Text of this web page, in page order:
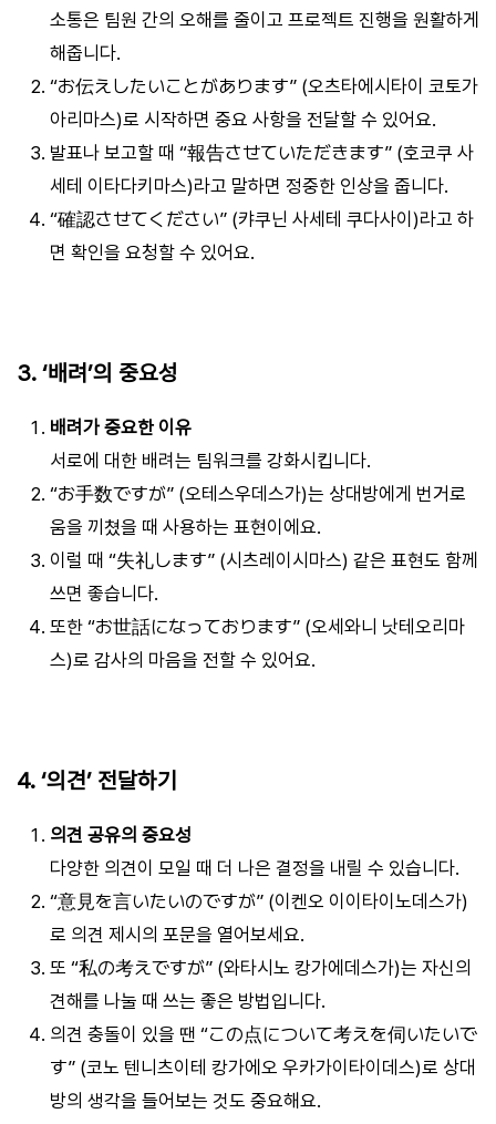
소통은 팀원 간의 오해를 줄이고 프로젝트 진행을 원활하게
해줍니다.
“お伝えしたいことがあります” (오츠타에시타이 코토가
아리마스)로 시작하면 중요 사항을 전달할 수 있어요.
발표나 보고할 때 “報告させていただきます” (호코쿠 사
세테 이타다키마스)라고 말하면 정중한 인상을 줍니다.
“確認させてください” (캬쿠닌 사세테 쿠다사이)라고 하
면 확인을 요청할 수 있어요.
3. ‘배려’의 중요성
배려가 중요한 이유
서로에 대한 배려는 팀워크를 강화시킵니다.
“お手数ですが” (오테스우데스가)는 상대방에게 번거로
움을 끼쳤을 때 사용하는 표현이에요.
이럴 때 “失礼します” (시츠레이시마스) 같은 표현도 함께
쓰면 좋습니다.
또한 “お世話になっております” (오세와니 낫테오리마
스)로 감사의 마음을 전할 수 있어요.
4. ‘의견’ 전달하기
의견 공유의 중요성
다양한 의견이 모일 때 더 나은 결정을 내릴 수 있습니다.
“意見を言いたいのですが” (이켄오 이이타이노데스가)
로 의견 제시의 포문을 열어보세요.
또 “私の考えですが” (와타시노 캉가에데스가)는 자신의
견해를 나눌 때 쓰는 좋은 방법입니다.
의견 충돌이 있을 땐 “この点について考えを伺いたいで
す” (코노 텐니츠이테 캉가에오 우카가이타이데스)로 상대
방의 생각을 들어보는 것도 중요해요.